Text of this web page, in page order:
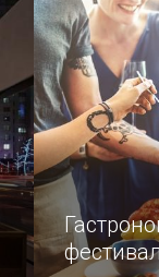
досуг